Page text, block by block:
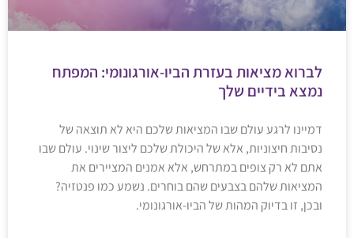
לברוא מציאות בעזרת הביו-אורגונומי: המפתח
נמצא בידיים שלך
דמיינו לרגע עולם שבו המציאות שלכם היא לא תוצאה של
נסיבות חיצוניות, אלא של היכולת שלכם ליצור שינוי. עולם שבו
אתם לא רק צופים במתרחש, אלא אמנים המציירים את
המציאות שלהם בצבעים שהם בוחרים. נשמע כמו פנטזיה?
ובכן, זו בדיוק המהות של הביו-אורגונומי.